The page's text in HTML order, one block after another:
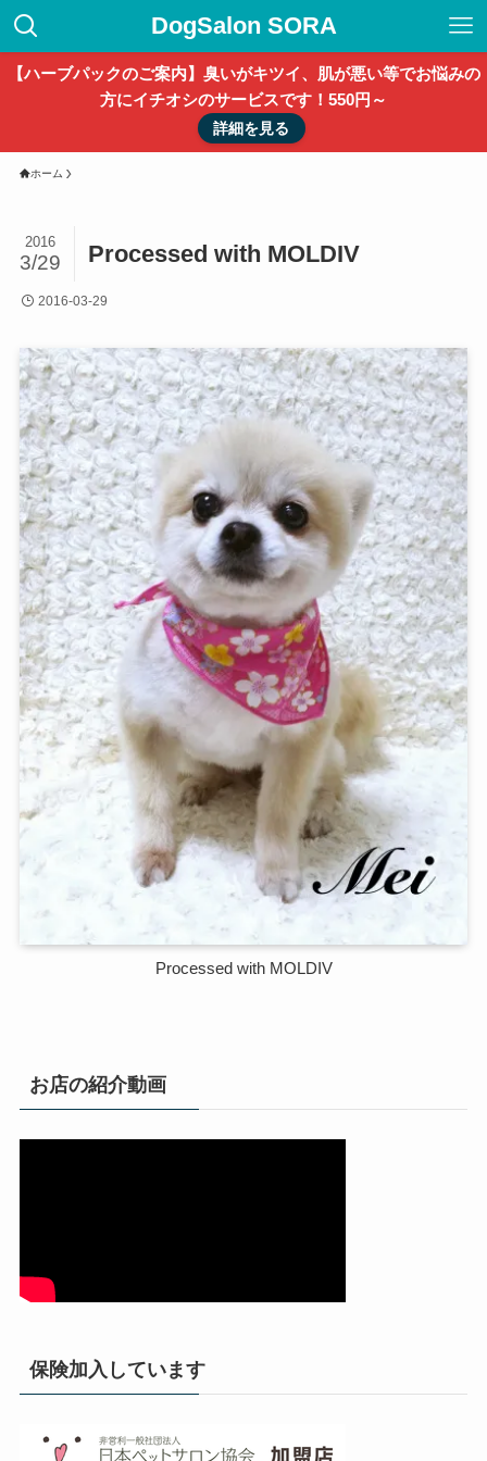
DogSalon SORA
【ハーブパックのご案内】臭いがキツイ、肌が悪い等でお悩みの
方にイチオシのサービスです！550円～
詳細を見る
ホーム
Processed with MOLDIV
2016
3/29
2016-03-29
Processed with MOLDIV
お店の紹介動画
保険加入しています